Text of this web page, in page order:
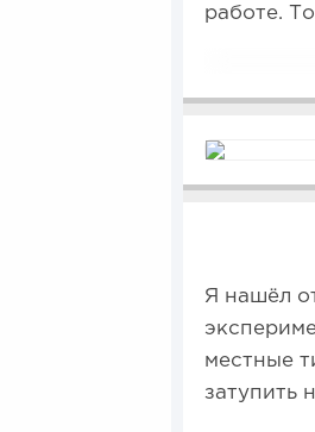
работе.
Я нашёл
местные
затупить